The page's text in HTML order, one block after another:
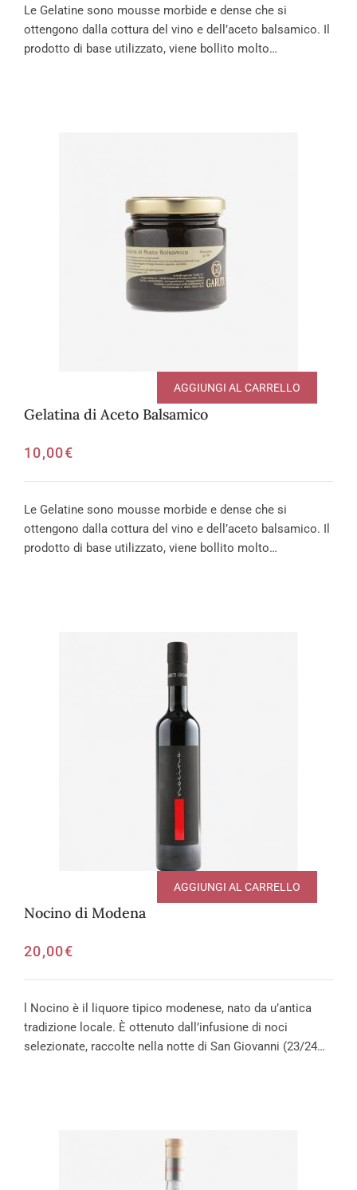
Le Gelatine sono mousse morbide e dense che si
ottengono dalla cottura del vino e dell’aceto balsamico. Il
prodotto di base utilizzato, viene bollito molto…
Gelatina di Aceto Balsamico
10,00€
AGGIUNGI AL CARRELLO
Le Gelatine sono mousse morbide e dense che si
ottengono dalla cottura del vino e dell’aceto balsamico. Il
prodotto di base utilizzato, viene bollito molto…
Nocino di Modena
20,00€
AGGIUNGI AL CARRELLO
l Nocino è il liquore tipico modenese, nato da u’antica
tradizione locale. È ottenuto dall’infusione di noci
selezionate, raccolte nella notte di San Giovanni (23/24…